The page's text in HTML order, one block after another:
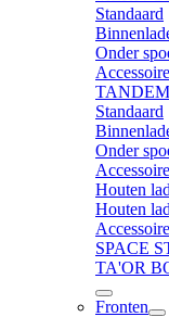
Standaard
Onder
Standaard
Onder
Houten
Houten
SPACE
TA'OR
Fronten